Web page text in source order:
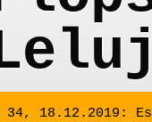
34, 18.12.2019: